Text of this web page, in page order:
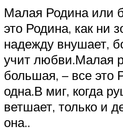
Малая Родина или
это Родина, как ни
надежду внушает,
учит любви.Малая
большая, – все это
одна.В миг, когда
ветшает, только и
она..